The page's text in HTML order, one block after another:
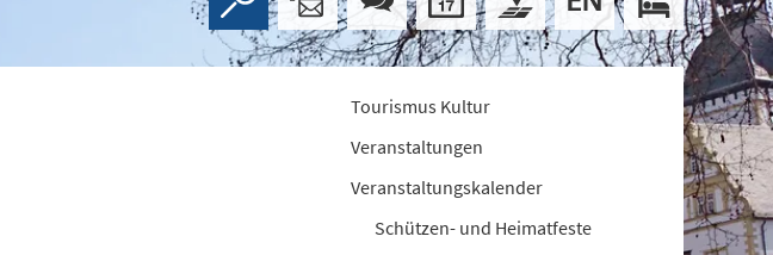
Tourismus Kultur
Veranstaltungen
Veranstaltungskalender
Schützen- und Heimatfeste